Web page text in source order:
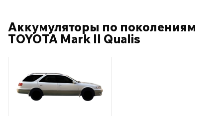
Аккумуляторы по поколениям
TOYOTA Mark II Qualis